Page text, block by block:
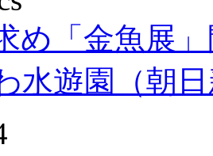
め「金魚展
水遊園（朝